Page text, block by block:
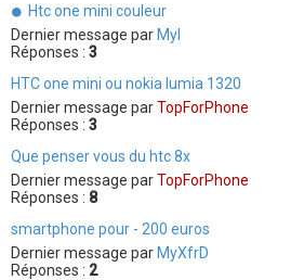
Htc one mini couleur
Dernier message parMyl
Réponses : 3
HTC one mini ou nokia lumia 1320
Dernier message parTopForPhone
Réponses : 3
Que penser vous du htc 8x
Dernier message parTopForPhone
Réponses : 8
smartphone pour - 200 euros
Dernier message parMyXfrD
Réponses : 2